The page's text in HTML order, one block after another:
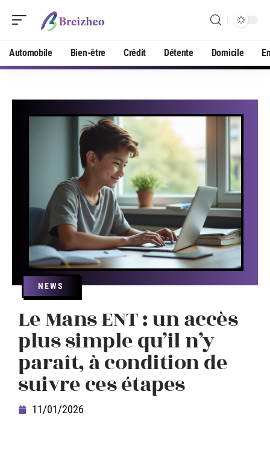
Automobile Bien-être Crédit Détente Domicile
NEWS
Le Mans ENT : un accès
plus simple qu’il n’y
paraît, à condition de
suivre ces étapes
11/01/2026